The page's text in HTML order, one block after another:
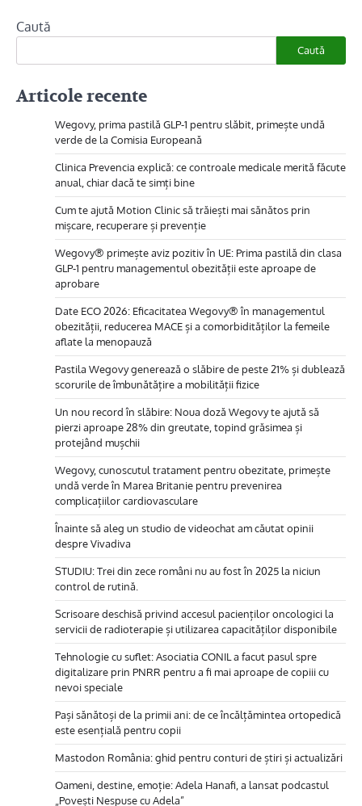
Caută
Caută
Articole recente
Wegovy, prima pastilă GLP-1 pentru slăbit, primește undă
verde de la Comisia Europeană
Clinica Prevencia explică: ce controale medicale merită făcute
anual, chiar dacă te simți bine
Cum te ajută Motion Clinic să trăiești mai sănătos prin
mișcare, recuperare și prevenție
Wegovy® primește aviz pozitiv în UE: Prima pastilă din clasa
GLP-1 pentru managementul obezității este aproape de
aprobare
Date ECO 2026: Eficacitatea Wegovy® în managementul
obezității, reducerea MACE și a comorbidităților la femeile
aflate la menopauză
Pastila Wegovy generează o slăbire de peste 21% și dublează
scorurile de îmbunătățire a mobilității fizice
Un nou record în slăbire: Noua doză Wegovy te ajută să
pierzi aproape 28% din greutate, topind grăsimea și
protejând mușchii
Wegovy, cunoscutul tratament pentru obezitate, primește
undă verde în Marea Britanie pentru prevenirea
complicațiilor cardiovasculare
Înainte să aleg un studio de videochat am căutat opinii
despre Vivadiva
STUDIU: Trei din zece români nu au fost în 2025 la niciun
control de rutină.
Scrisoare deschisă privind accesul pacienților oncologici la
servicii de radioterapie și utilizarea capacităților disponibile
Tehnologie cu suflet: Asociatia CONIL a facut pasul spre
digitalizare prin PNRR pentru a fi mai aproape de copiii cu
nevoi speciale
Pași sănătoși de la primii ani: de ce încălțămintea ortopedică
este esențială pentru copii
Mastodon România: ghid pentru conturi de știri și actualizări
Oameni, destine, emoție: Adela Hanafi, a lansat podcastul
„Povești Nespuse cu Adela”